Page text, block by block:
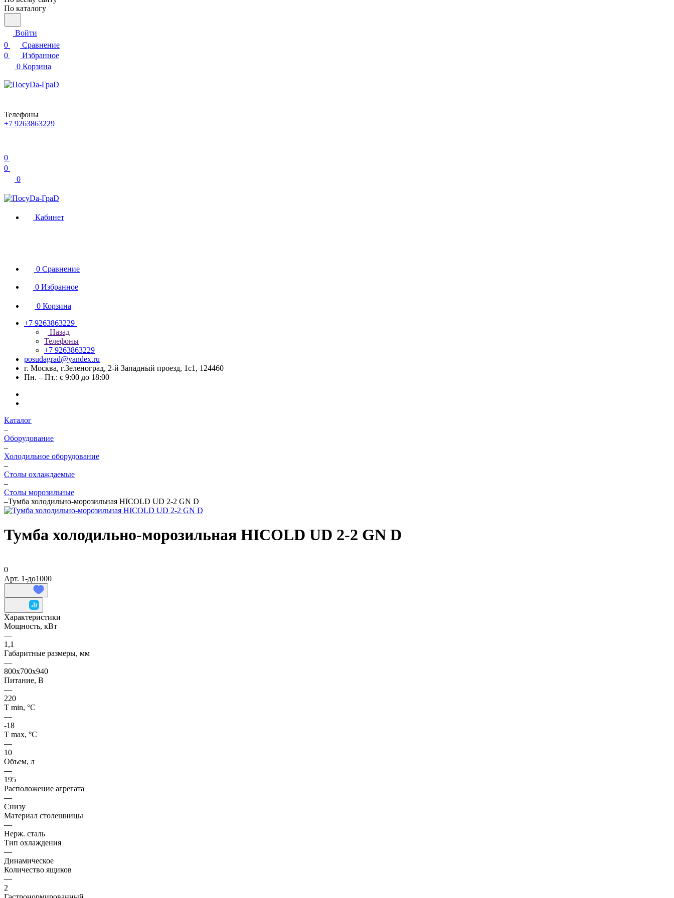
По каталогу
Войти
0
Сравнение
0
Избранное
0 Корзина
Телефоны
+7 9263863229
0
0
0
Кабинет
0 Сравнение
0 Избранное
0 Корзина
+7 9263863229
Назад
Телефоны
+7 9263863229
posudagrad@yandex.ru
г. Москва, г.Зеленоград, 2-й Западный проезд, 1с1, 124460
Пн. – Пт.: с 9:00 до 18:00
Каталог
–
Оборудование
–
Холодильное оборудование
–
Столы охлаждаемые
–
Столы морозильные
–Тумба холодильно-морозильная HICOLD UD 2-2 GN D
Тумба холодильно-морозильная HICOLD UD 2-2 GN D
0
Арт. 1-до1000
Характеристики
Мощность, кВт
—
1,1
Габаритные размеры, мм
—
800х700х940
Питание, В
—
220
Т min, °С
—
-18
Т max, °С
—
10
Объем, л
—
195
Расположение агрегата
—
Снизу
Материал столешницы
—
Нерж. сталь
Тип охлаждения
—
Динамическое
Количество ящиков
—
2